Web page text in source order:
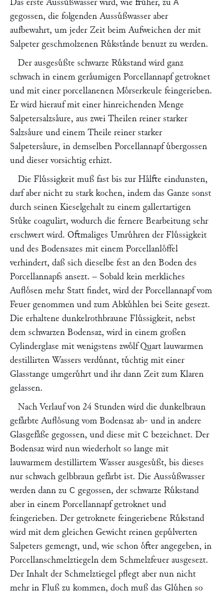
Das erste Aussuͤßwasser wird, wie fruͤher, zu A
gegossen, die folgenden Aussuͤßwasser aber
aufbewahrt, um jeder Zeit beim Aufweichen der mit
Salpeter geschmolzenen Ruͤkstaͤnde benuzt zu werden.
Der ausgesuͤßte schwarze Ruͤkstand wird ganz
schwach in einem geraͤumigen Porcellannapf getroknet
und mit einer porcellanenen Moͤrserkeule feingerieben.
Er wird hierauf mit einer hinreichenden Menge
Salpetersalzsaͤure, aus zwei Theilen reiner starker
Salzsaͤure und einem Theile reiner starker
Salpetersaͤure, in demselben Porcellannapf uͤbergossen
und dieser vorsichtig erhizt.
Die Fluͤssigkeit muß fast bis zur Haͤlfte eindunsten,
darf aber nicht zu stark kochen, indem das Ganze sonst
durch seinen Kieselgehalt zu einem gallertartigen
Stuͤke coagulirt, wodurch die fernere Bearbeitung sehr
erschwert wird. Oftmaliges Umruͤhren der Fluͤssigkeit
und des Bodensazes mit einem Porcellanloͤffel
verhindert, daß sich dieselbe fest an den Boden des
Porcellannapfs ansezt. – Sobald kein merkliches
Aufloͤsen mehr Statt findet, wird der Porcellannapf vom
Feuer genommen und zum Abkuͤhlen bei Seite gesezt.
Die erhaltene dunkelrothbraune Fluͤssigkeit, nebst
dem schwarzen Bodensaz, wird in einem großen
Cylinderglase mit wenigstens zwoͤlf Quart lauwarmen
destillirten Wassers verduͤnnt, tuͤchtig mit einer
Glasstange umgeruͤhrt und ihr dann Zeit zum Klaren
gelassen.
Nach Verlauf von 24 Stunden wird die dunkelbraun
gefaͤrbte Aufloͤsung vom Bodensaz ab- und in andere
Glasgefaͤße gegossen, und diese mit C bezeichnet. Der
Bodensaz wird nun wiederholt so lange mit
lauwarmem destillirtem Wasser ausgesuͤßt, bis dieses
nur schwach gelbbraun gefaͤrbt ist. Die Aussuͤßwasser
werden dann zu C gegossen, der schwarze Ruͤkstand
aber in einem Porcellannapf getroknet und
feingerieben. Der getroknete feingeriebene Ruͤkstand
wird mit dem gleichen Gewicht reinen gepuͤlverten
Salpeters gemengt, und, wie schon oͤfter angegeben, in
Porcellanschmelztiegeln dem Schmelzfeuer ausgesezt.
Der Inhalt der Schmelztiegel pflegt aber nun nicht
mehr in Fluß zu kommen, doch muß das Gluͤhen so